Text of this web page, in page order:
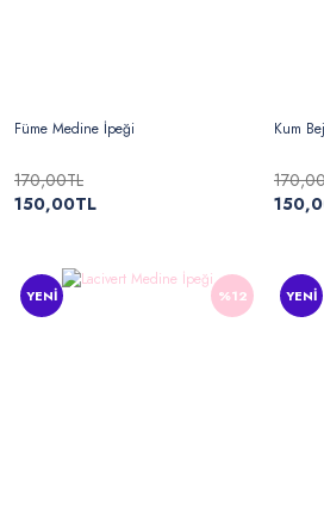
Füme Medine İpeği
170,00TL
150,00TL
Kum
%12
YENİ YENİ